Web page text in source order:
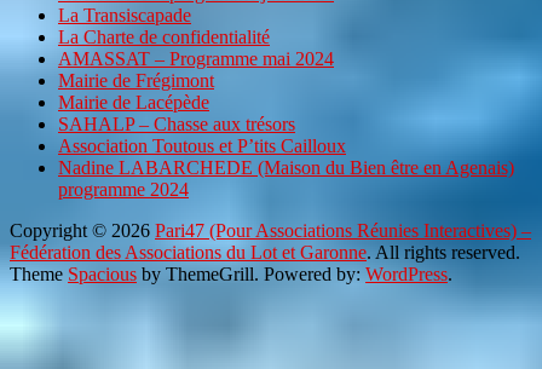
La Transiscapade
La Charte de confidentialité
AMASSAT – Programme mai 2024
Mairie de Frégimont
Mairie de Lacépède
SAHALP – Chasse aux trésors
Association Toutous et P’tits Cailloux
Nadine LABARCHEDE (Maison du Bien être en Agenais)
programme 2024
Copyright © 2026 Pari47 (Pour Associations Réunies Interactives) –
Fédération des Associations du Lot et Garonne. All rights reserved.
Theme Spacious by ThemeGrill. Powered by: WordPress.